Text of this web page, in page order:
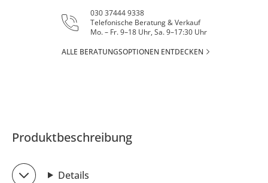
030 37444 9338
Telefonische Beratung & Verkauf
Mo. – Fr. 9–18 Uhr, Sa. 9–17:30 Uhr
ALLE BERATUNGSOPTIONEN ENTDECKEN
Produktbeschreibung
Details